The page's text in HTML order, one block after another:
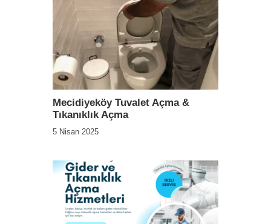
Mecidiyeköy Tuvalet Açma &
Tıkanıklık Açma
5 Nisan 2025